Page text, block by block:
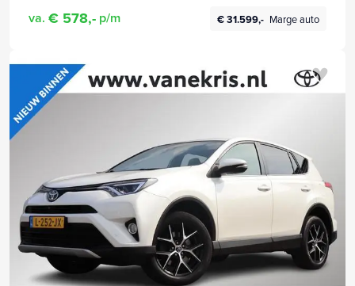
va. € 578,- p/m € 31.599,- Marge auto